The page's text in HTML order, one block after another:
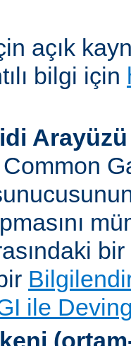
açık
bilgi için
Arayüzü
ile